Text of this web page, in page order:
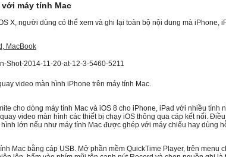
máy tính Mac
X, người dùng có thể xem và ghi lại toàn bộ nội dung mà iPhone,
MacBook
video màn hình iPhone trên máy tính Mac.
cho dòng máy tính Mac và iOS 8 cho iPhone, iPad với nhiều tính
video màn hình các thiết bị chạy iOS thông qua cáp kết nối.
lớn nếu như máy tính Mac được ghép với máy chiếu hay dùng
Mac bằng cáp USB. Mở phần mềm QuickTime Player, trên menu